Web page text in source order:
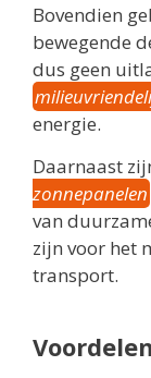
Bovendien
bewegende
dus geen
energie.
Daarnaast
zonnepanelen
van
zijn voor het
transport.